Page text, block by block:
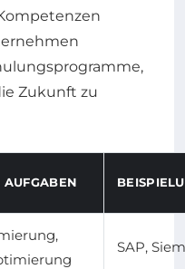
Zukunft zu
AUFGABEN
SAP,